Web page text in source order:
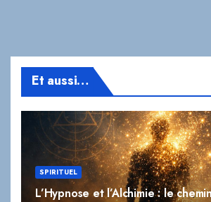
Et aussi…
SPIRITUEL
L’Hypnose et l’Alchimie : le